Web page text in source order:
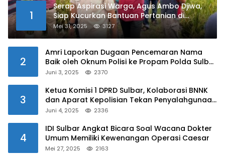
1
Serap Aspirasi Warga, Agus Ambo Djiwa,
Siap Kucurkan Bantuan Pertanian di
Kalukku
Mei 31, 2025 3127
2
Amri Laporkan Dugaan Pencemaran Nama
Baik oleh Oknum Polisi ke Propam Polda Sulbar
Juni 3, 2025 2370
3
Ketua Komisi 1 DPRD Sulbar, Kolaborasi BNNK
dan Aparat Kepolisian Tekan Penyalahgunaan
Juni 4, 2025 2336
4
IDI Sulbar Angkat Bicara Soal Wacana Dokter
Umum Memiliki Kewenangan Operasi Caesar
Mei 27, 2025 2163